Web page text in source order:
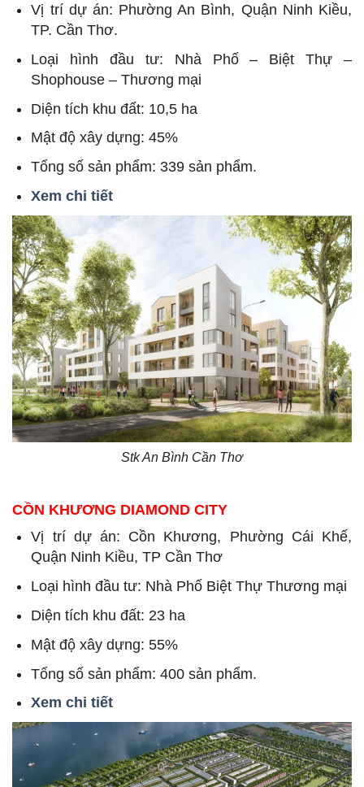
Vị trí dự án: Phường An Bình, Quận Ninh Kiều,
TP. Cần Thơ.
Loại hình đầu tư: Nhà Phố – Biệt Thự –
Shophouse – Thương mại
Diện tích khu đất: 10,5 ha
Mật độ xây dựng: 45%
Tổng số sản phẩm: 339 sản phẩm.
Xem chi tiết
Stk An Bình Cần Thơ
CỒN KHƯƠNG DIAMOND CITY
Vị trí dự án: Cồn Khương, Phường Cái Khế,
Quận Ninh Kiều, TP Cần Thơ
Loại hình đầu tư: Nhà Phố Biệt Thự Thương mại
Diện tích khu đất: 23 ha
Mật độ xây dựng: 55%
Tổng số sản phẩm: 400 sản phẩm.
Xem chi tiết